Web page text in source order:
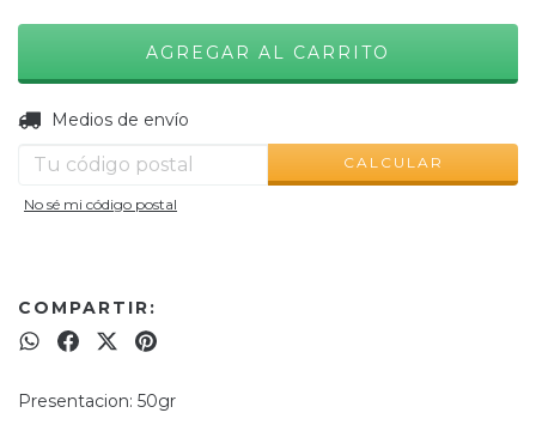
Entregas para el CP:
Medios de envío
CALCULAR
No sé mi código postal
COMPARTIR:
Presentacion: 50gr